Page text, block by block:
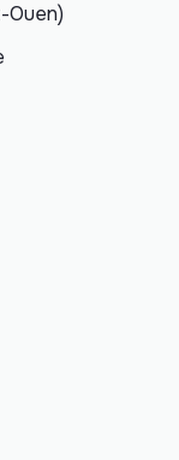
Ouen)